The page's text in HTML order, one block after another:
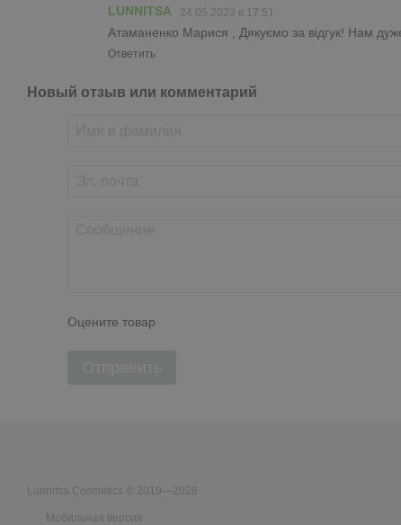
LUNNITSA 24.05.2023 в 17:51
Атаманенко Марися , Дякуємо за відгук! Нам
Ответить
Новый отзыв или комментарий
Оцените товар
Lunnitsa Cosmetics © 2019—2026
Мобильная версия